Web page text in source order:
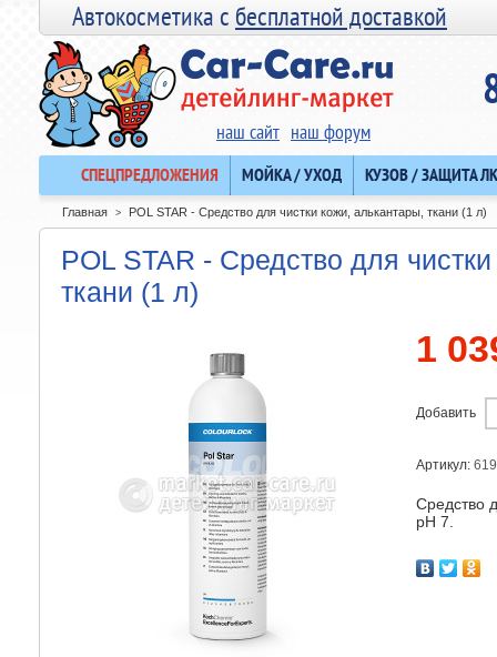
Автокосметика сбесплатной доставкой
наш сайт наш форум
СПЕЦПРЕДЛОЖЕНИЯ МОЙКА / УХОД КУЗОВ / ЗАЩИТА
Главная > POL STAR - Средство для чистки кожи, алькантары, ткани (1 л)
POL STAR - Средство для
ткани (1 л)
1
Добавить
Артикул:
Средство
pH 7.